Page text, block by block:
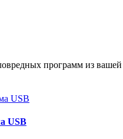
программ из
USB